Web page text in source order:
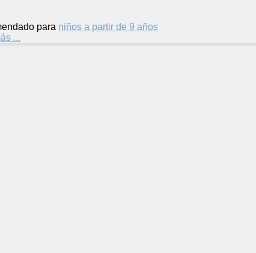
para niños a partir de 9 años
...